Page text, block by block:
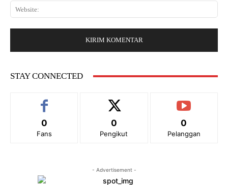
a
*
:
e
b
:
STAY CONNECTED
0
Fans
0
Pengikut
0
Pelanggan
- Advertisement -